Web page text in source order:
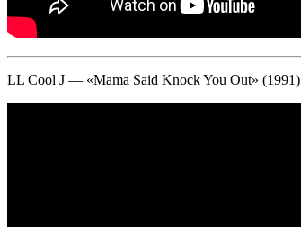
LL Cool J — «Mama Said Knock You Out» (1991)